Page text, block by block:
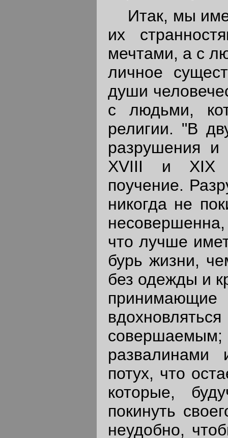
Итак, мы
их
мечтами, а с
личное
души
с людьми,
религии. "В
разрушения
XVIII и XIX
поучение.
никогда не
что лучше
бурь жизни,
без одежды и
потух, что
которые,
покинуть
неудобно,